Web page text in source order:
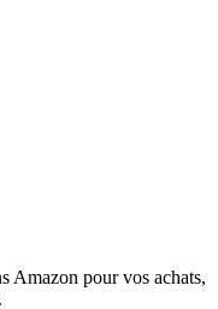
Amazon pour vos achats,